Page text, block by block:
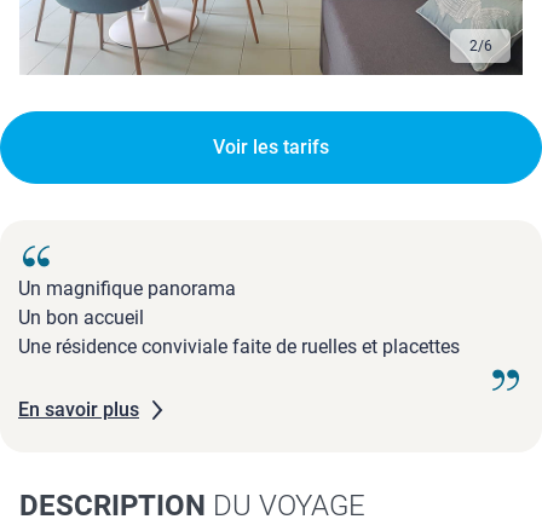
2/6
Voir les tarifs
Un magnifique panorama
Un bon accueil
Une résidence conviviale faite de ruelles et placettes
En savoir plus
DESCRIPTION DU VOYAGE